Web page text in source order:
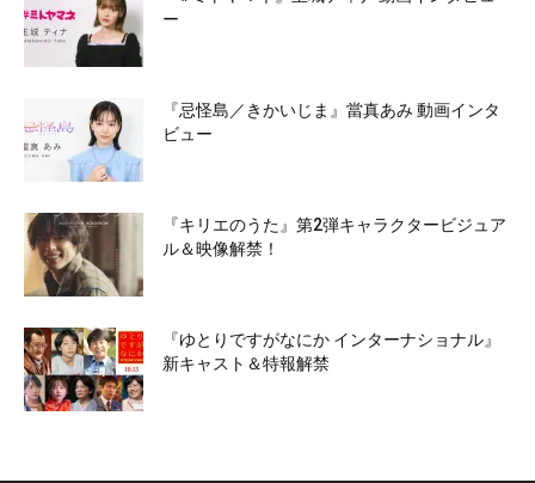
ー
『忌怪島／きかいじま』當真あみ 動画インタ
ビュー
『キリエのうた』第2弾キャラクタービジュア
ル＆映像解禁！
『ゆとりですがなにか インターナショナル』
新キャスト＆特報解禁